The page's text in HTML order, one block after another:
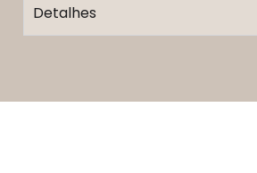
Detalhes